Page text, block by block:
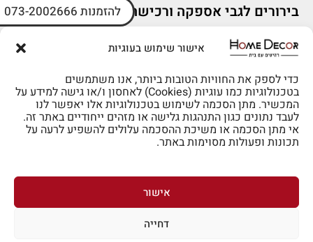
אישור שימוש בעוגיות
כדי לספק את החוויות הטובות ביותר, אנו משתמשים
בטכנולוגיות כמו עוגיות (Cookies) לאחסון ו/או גישה למידע על
המכשיר. מתן הסכמה לשימוש בטכנולוגיות אלו יאפשר לנו
לעבד נתונים כגון התנהגות גלישה או מזהים ייחודיים באתר זה.
אי מתן הסכמה או משיכת ההסכמה עלולים להשפיע לרעה על
תכונות ופעולות מסוימות באתר.
אישור
דחייה
להזמנות 073-2002666 בירורים לגבי אספקה ורכישה
בירור לגבי אספקה -ניתן לפנות למייל:
sigal@home-decor.co.il
פניות לפני רכישה – ניתן לפנות למייל: omer@home-
decor.co.il
לרכישה טלפונית: 073-2002666